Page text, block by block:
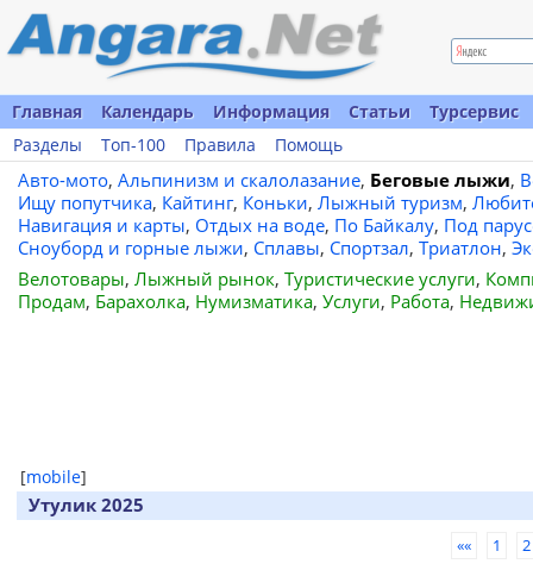
Главная Календарь Информация Статьи
Турсервис
Разделы
Топ-100 Правила Помощь
Авто-мото, Альпинизм и скалолазание, Беговые лыжи,
Ищу попутчика, Кайтинг, Коньки, Лыжный туризм,
Навигация и карты, Отдых на воде, По Байкалу, Под
Сноуборд и горные лыжи, Сплавы, Спортзал, Триатлон,
Велотовары, Лыжный рынок, Туристические услуги,
Продам, Барахолка, Нумизматика, Услуги, Работа,
[mobile]
Утулик 2025
«« 1 2